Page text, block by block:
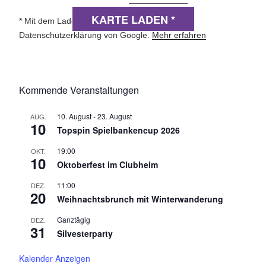
KARTE LADEN *
* Mit dem Laden der Karte akzeptierst du die
Datenschutzerklärung von Google. Mehr erfahren
Kommende Veranstaltungen
AUG.
10
10. August-23. August
Topspin Spielbankencup 2026
OKT.
10
19:00
Oktoberfest im Clubheim
DEZ.
20
11:00
Weihnachtsbrunch mit Winterwanderung
DEZ.
31
Ganztägig
Silvesterparty
Kalender Anzeigen